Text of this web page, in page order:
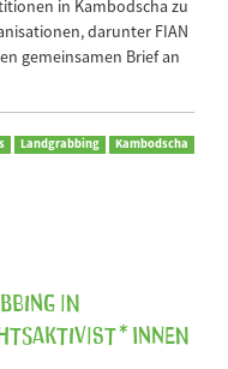
in Kambodscha zu
darunter FIAN
gemeinsamen Brief an
Landgrabbing Kambodscha
in